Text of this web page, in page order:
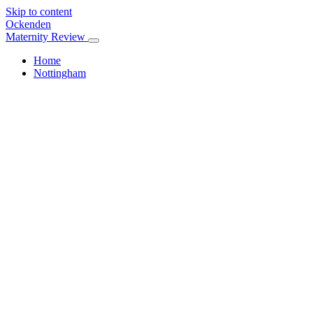
Skip to content
Ockenden
Maternity Review
Home
Nottingham